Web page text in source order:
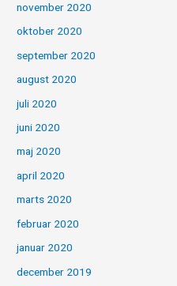
november 2020
oktober 2020
september 2020
august 2020
juli 2020
juni 2020
maj 2020
april 2020
marts 2020
februar 2020
januar 2020
december 2019